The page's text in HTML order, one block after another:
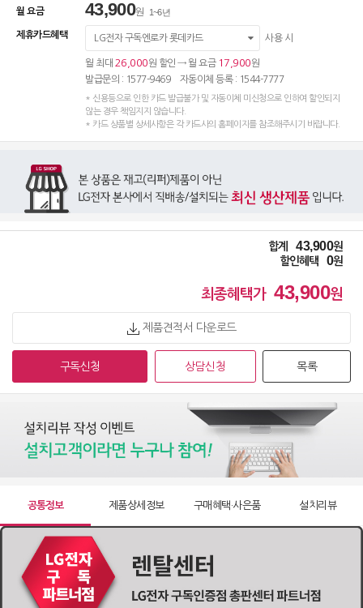
월 요금 43,900원 1~6년
제휴카드혜택 LG전자 구독엔로카 롯데카드 사용 시
월 최대 26,000원 할인 → 월 요금 17,900원
발급문의 : 1577-9469 자동이체 등록 : 1544-7777
* 신용등으로 인한 카드 발급불가 및 자동이체 미신청으로 인하여 할인되지
않는 경우 책임지지 않습니다.
* 카드 상품별 상세사항은 각 카드사의 홈페이지를 참조해주시기 바랍니다.
합계 43,900원
할인혜택
0원
최종혜택가 43,900원
제품견적서 다운로드
구독신청 목록
상담신청
공통정보 제품상세정보 구매혜택·사은품 설치리뷰